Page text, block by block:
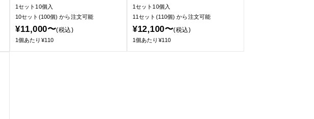
1セット10個入
10セット(100個)から注文可能
¥11,000〜(税込)
1個あたり¥110
1セット10個入
11セット(110個)から注文可能
¥12,100〜(税込)
1個あたり¥110